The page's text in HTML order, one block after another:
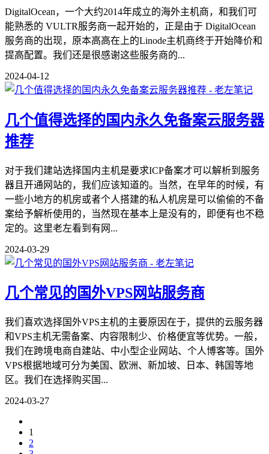
DigitalOcean，一个大约2014年成立的海外主机商，和我们可
能熟悉的 VULTR服务商一起开始的，正是由于 DigitalOcean
服务商的出现，原本高高在上的Linode主机商终于开始降价和
提高配置。我们还是很感谢这些服务商的...
2024-04-12
几个值得选择的国内永久免备案云服务器
推荐
对于我们建站选择国内主机是要求ICP备案才可以解析到服务
器且开通网站的，我们应该知道的。当然，在早年的时候，有
一些小地方的机房或者个人搭建的私人机房是可以偷偷的不备
案给予解析使用的，当然现在基本上是没有的，即便有也不稳
定的。这里老左看到有网...
2024-03-29
几个常见的国外VPS网站服务商
我们喜欢选择国外VPS主机的主要原因在于，提供的云服务器
和VPS主机无需备案、内容限制少、价格便宜等优势。一般，
我们在跨境电商自建站、中小型企业网站、个人博客等。国外
VPS根据地域可分为美国、欧洲、新加坡、日本、韩国等地
区。我们在选择购买国...
2024-03-27
1
2